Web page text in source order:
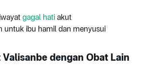
gagal hati akut
untuk ibu hamil dan menyusui
dengan Obat Lain